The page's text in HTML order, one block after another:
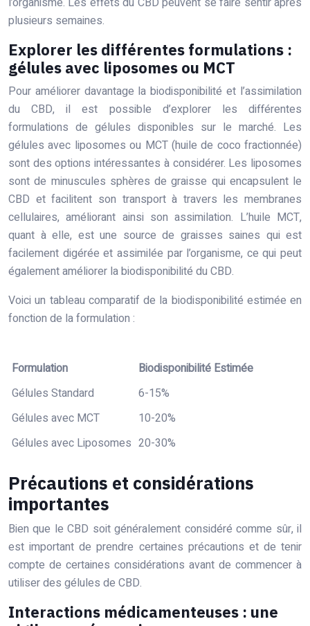
plusieurs semaines.
Explorer les différentes formulations :
gélules avec liposomes ou MCT
Pour améliorer davantage la biodisponibilité et l’assimilation
du CBD, il est possible d’explorer les différentes
formulations de gélules disponibles sur le marché. Les
gélules avec liposomes ou MCT (huile de coco fractionnée)
sont des options intéressantes à considérer. Les liposomes
sont de minuscules sphères de graisse qui encapsulent le
CBD et facilitent son transport à travers les membranes
cellulaires, améliorant ainsi son assimilation. L’huile MCT,
quant à elle, est une source de graisses saines qui est
facilement digérée et assimilée par l’organisme, ce qui peut
également améliorer la biodisponibilité du CBD.
Voici un tableau comparatif de la biodisponibilité estimée en
fonction de la formulation :
Formulation
Biodisponibilité Estimée
Gélules Standard
6-15%
Gélules avec MCT
10-20%
Gélules avec Liposomes 20-30%
Précautions et considérations
importantes
Bien que le CBD soit généralement considéré comme sûr, il
est important de prendre certaines précautions et de tenir
compte de certaines considérations avant de commencer à
utiliser des gélules de CBD.
Interactions médicamenteuses : une